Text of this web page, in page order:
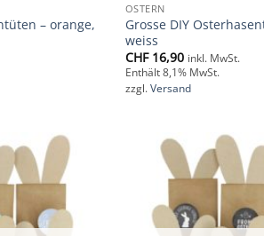
– orange,
OSTERN
Grosse DIY
weiss
CHF16,90 inkl. MwSt.
Enthält 8,1% MwSt.
zzgl. Versand
Add to